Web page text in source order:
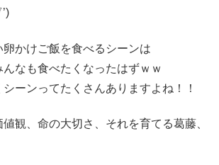
かけご飯を食べるシーンは
なも食べたくなったはずｗｗ
ーンってたくさんありますよね！！
観、命の大切さ、それを育てる葛藤、